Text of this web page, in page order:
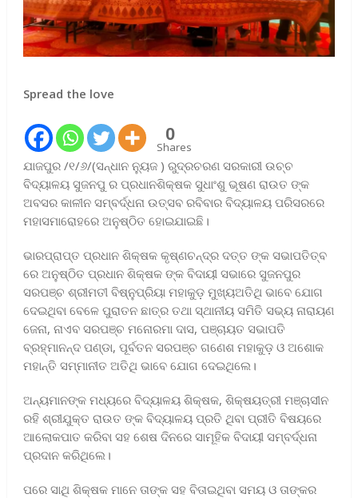
Spread the love
0
Shares
ଯାଜପୁର /୧/୬/(ସନ୍ଧାନ ନ୍ୟୁଜ ) ରୁଦ୍ରଚରଣ ସରକାରୀ ଉଚ୍ଚ
ବିଦ୍ୟାଳୟ ସୁଜନପୁ ର ପ୍ରଧାନଶିକ୍ଷକ ସୁଧାଂଶୁ ଭୂଷଣ ରାଉତ ଙ୍କ
ଅବସର କାଳୀନ ସମ୍ବର୍ଦ୍ଧନା ଉତ୍ସବ ରବିବାର ବିଦ୍ୟାଳୟ ପରିସରରେ
ମହାସମାରୋହରେ ଅନୁଷ୍ଠିତ ହୋଇଯାଇଛି।
ଭାରପ୍ରାପ୍ତ ପ୍ରଧାନ ଶିକ୍ଷକ କୃଷ୍ଣଚନ୍ଦ୍ର ଦତ୍ତ ଙ୍କ ସଭାପତିତ୍ବ
ରେ ଅନୁଷ୍ଠିତ ପ୍ରଧାନ ଶିକ୍ଷକ ଙ୍କ ବିଦାୟୀ ସଭାରେ ସୁଜନପୁର
ସରପଞ୍ଚ ଶ୍ରୀମତୀ ବିଷ୍ନୁପ୍ରିୟା ମହାକୁଡ଼ ମୁଖ୍ୟଅତିଥି ଭାବେ ଯୋଗ
ଦେଇଥିବା ବେଳେ ପୁରାତନ ଛାତ୍ର ତଥା ସ୍ଥାନୀୟ ସମିତି ସଭ୍ୟ ନାରାୟଣ
ଜେନା, ନାଏବ ସରପଞ୍ଚ ମନୋରମା ଦାସ, ପଞ୍ଚାୟତ ସଭାପତି
ବ୍ରହ୍ମାନନ୍ଦ ପଣ୍ଡା, ପୂର୍ବତନ ସରପଞ୍ଚ ଗଣେଶ ମହାକୁଡ଼ ଓ ଅଶୋକ
ମହାନ୍ତି ସମ୍ମାନୀତ ଅତିଥି ଭାବେ ଯୋଗ ଦେଇଥିଲେ।
ଅନ୍ୟମାନଙ୍କ ମଧ୍ୟରେ ବିଦ୍ୟାଳୟ ଶିକ୍ଷକ, ଶିକ୍ଷୟତ୍ରୀ ମଞ୍ଚାସୀନ
ରହି ଶ୍ରୀଯୁକ୍ତ ରାଉତ ଙ୍କ ବିଦ୍ୟାଳୟ ପ୍ରତି ଥିବା ପ୍ରୀତି ବିଷୟରେ
ଆଲୋକପାତ କରିବା ସହ ଶେଷ ଦିନରେ ସାମୂହିକ ବିଦାୟୀ ସମ୍ବର୍ଦ୍ଧନା
ପ୍ରଦାନ କରିଥିଲେ।
ପରେ ସାଥି ଶିକ୍ଷକ ମାନେ ତାଙ୍କ ସହ ବିତାଇଥିବା ସମୟ ଓ ତାଙ୍କର